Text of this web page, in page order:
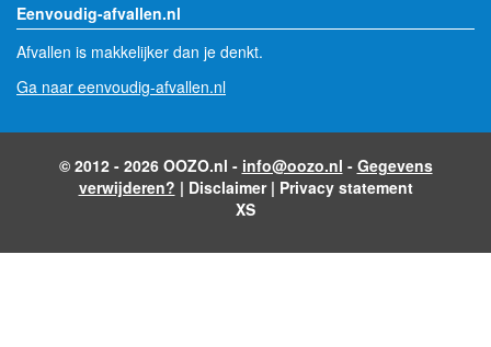
Eenvoudig-afvallen.nl
Afvallen is makkelijker dan je denkt.
Ga naar eenvoudig-afvallen.nl
© 2012 - 2026 OOZO.nl - info@oozo.nl - Gegevens
verwijderen? | Disclaimer| Privacy statement
XS